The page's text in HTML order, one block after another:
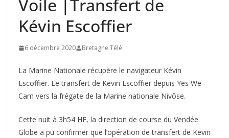
Voile |Transfert de
Kévin Escoffier
6 décembre 2020 Bretagne Télé
La Marine Nationale récupère le navigateur Kévin
Escoffier. Le transfert de Kevin Escoffier depuis Yes We
Cam vers la frégate de la Marine nationale Nivôse.
Cette nuit à 3h54 HF, la direction de course du Vendée
Globe a pu confirmer que l’opération de transfert de Kevin